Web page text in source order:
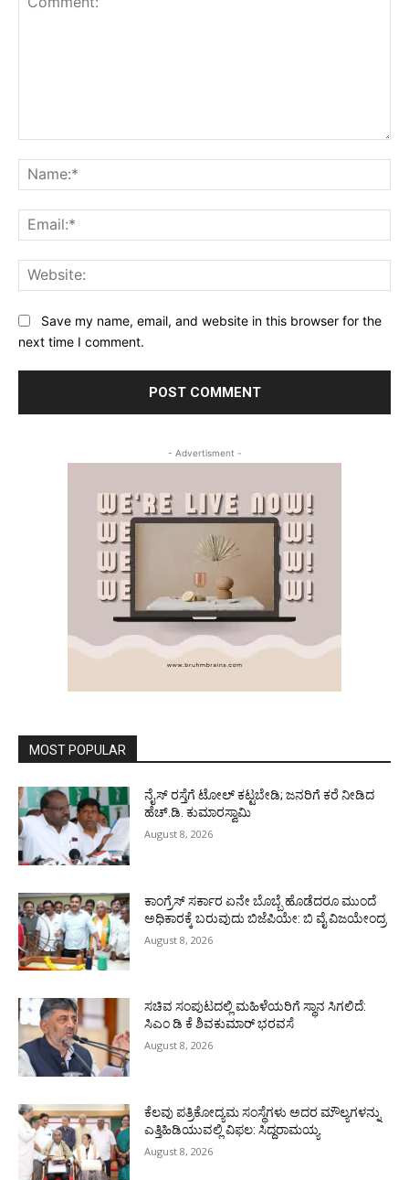
Save my name, email, and website in this browser for the
next time I comment.
- Advertisment -
MOST POPULAR
ನೈಸ್ ರಸ್ತೆಗೆ ಟೋಲ್ ಕಟ್ಟಬೇಡಿ; ಜನರಿಗೆ ಕರೆ ನೀಡಿದ
ಹೆಚ್.ಡಿ. ಕುಮಾರಸ್ವಾಮಿ
August 8, 2026
ಕಾಂಗ್ರೆಸ್ ಸರ್ಕಾರ ಏನೇ ಬೊಬ್ಬೆ ಹೊಡೆದರೂ ಮುಂದೆ
ಅಧಿಕಾರಕ್ಕೆ ಬರುವುದು ಬಿಜೆಪಿಯೇ: ಬಿ ವೈ ವಿಜಯೇಂದ್ರ
August 8, 2026
ಸಚಿವ ಸಂಪುಟದಲ್ಲಿ ಮಹಿಳೆಯರಿಗೆ ಸ್ಥಾನ ಸಿಗಲಿದೆ:
ಸಿಎಂ ಡಿ ಕೆ ಶಿವಕುಮಾರ್ ಭರವಸೆ
August 8, 2026
ಕೆಲವು ಪತ್ರಿಕೋದ್ಯಮ ಸಂಸ್ಥೆಗಳು ಅದರ ಮೌಲ್ಯಗಳನ್ನು
ಎತ್ತಿಹಿಡಿಯುವಲ್ಲಿ ವಿಫಲ: ಸಿದ್ದರಾಮಯ್ಯ
August 8, 2026